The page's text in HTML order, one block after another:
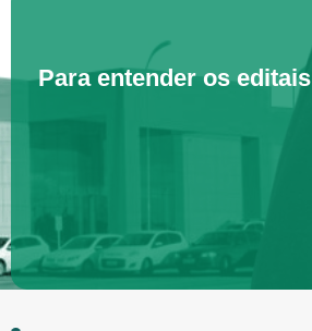
Para entender os editais